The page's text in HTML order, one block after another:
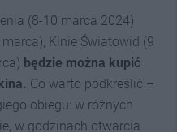
(8-10 marca 2024)
Kinie Światowid (9
będzie można kupić
Co warto podkreślić –
obiegu: w różnych
w godzinach otwarcia